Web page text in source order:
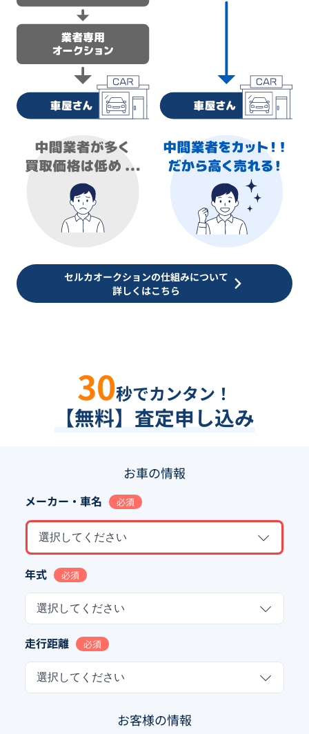
セルカオークションの仕組みについて
詳しくはこちら
30秒でカンタン！
【無料】査定申し込み
お車の情報
メーカー・車名 必須
選択してください
年式 必須
選択してください
走行距離 必須
選択してください
お客様の情報